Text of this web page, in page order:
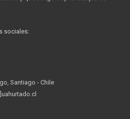
sociales:
Santiago - Chile